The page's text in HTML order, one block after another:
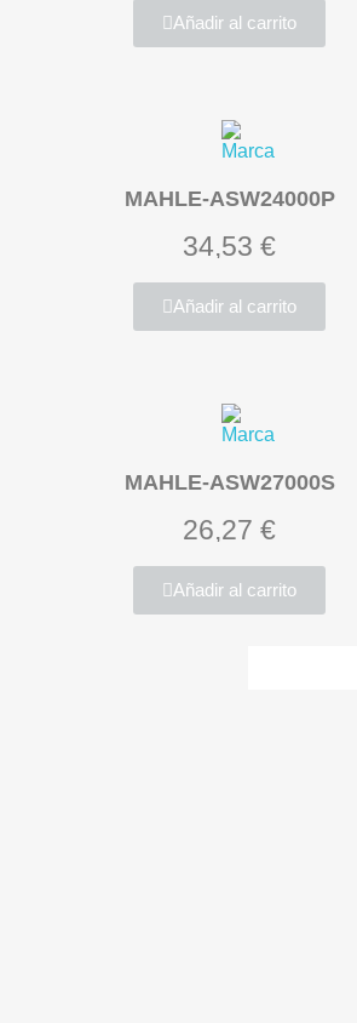
Añadir al carrito
MAHLE-ASW24000P
34,53 €
Añadir al carrito
MAHLE-ASW27000S
26,27 €
Añadir al carrito